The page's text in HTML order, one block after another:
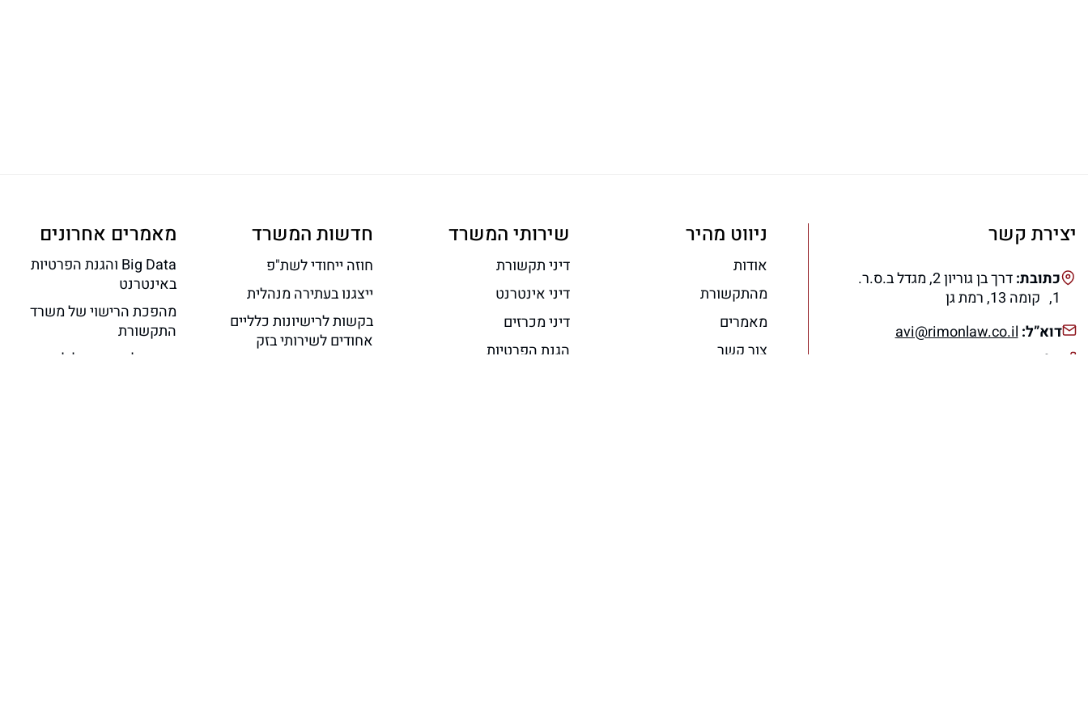
יצירת קשר
כתובת:
דרך בן גוריון 2, מגדל ב.ס.ר.
1, קומה 13, רמת גן
דוא”ל:avi@rimonlaw.co.il
טלפון:
ניווט מהיר
אודות
מהתקשורת
מאמרים
צור קשר
שירותי המשרד
דיני תקשורת
דיני אינטרנט
דיני מכרזים
הגנת הפרטיות
חדשות המשרד
חוזה ייחודי לשת"פ
ייצגנו בעתירה מנהלית
בקשות לרישיונות כלליים
אחודים לשירותי בזק
מאמרים אחרונים
Big Data והגנת הפרטיות
באינטרנט
מהפכת הרישוי של משרד
התקשורת
תוכן גולשים הוביל לאחריות